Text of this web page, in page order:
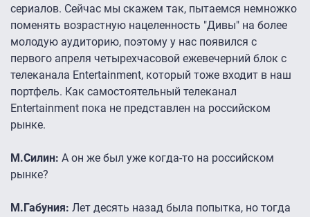
сериалов. Сейчас мы скажем так, пытаемся немножко
поменять возрастную нацеленность "Дивы" на более
молодую аудиторию, поэтому у нас появился с
первого апреля четырехчасовой ежевечерний блок с
телеканала Entertainment, который тоже входит в наш
портфель. Как самостоятельный телеканал
Entertainment пока не представлен на российском
рынке.
М.Силин: А он же был уже когда-то на российском
рынке?
М.Габуния: Лет десять назад была попытка, но тогда